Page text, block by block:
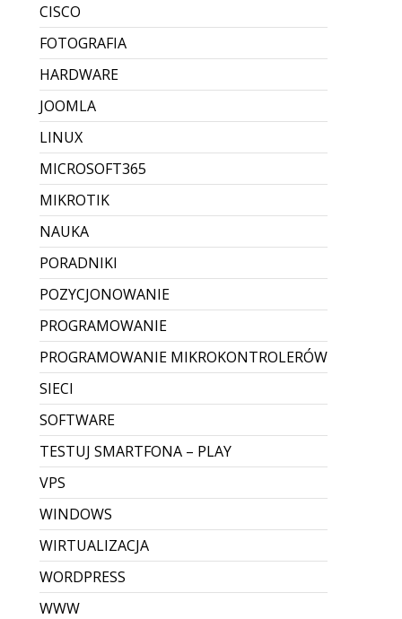
CISCO
FOTOGRAFIA
HARDWARE
JOOMLA
LINUX
MICROSOFT365
MIKROTIK
NAUKA
PORADNIKI
POZYCJONOWANIE
PROGRAMOWANIE
PROGRAMOWANIE MIKROKONTROLERÓW
SIECI
SOFTWARE
TESTUJ SMARTFONA – PLAY
VPS
WINDOWS
WIRTUALIZACJA
WORDPRESS
WWW